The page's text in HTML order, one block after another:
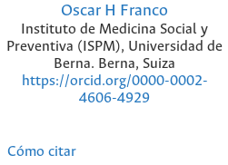
Oscar H Franco
Instituto de Medicina Social y
Preventiva (ISPM), Universidad de
Berna. Berna, Suiza
https://orcid.org/0000-0002-
4606-4929
Cómo citar